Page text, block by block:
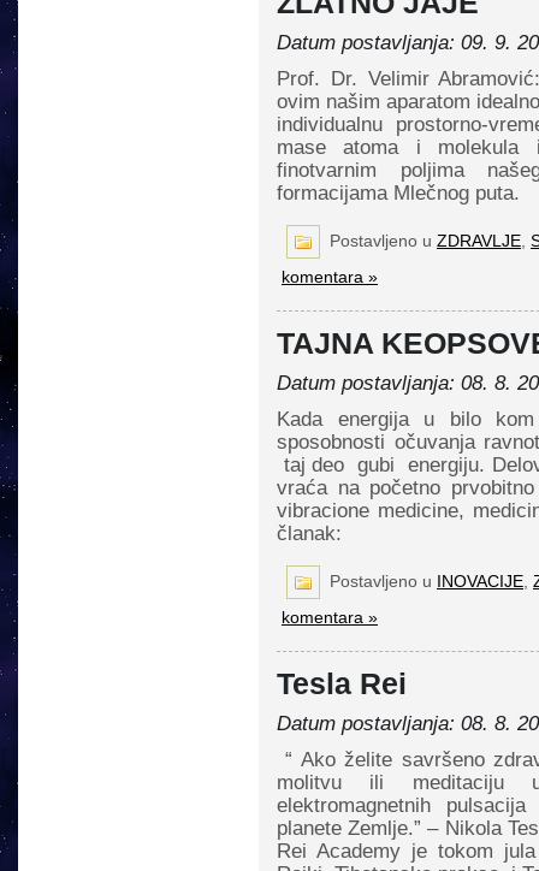
Datum postavljanja: 09. 9.
Prof. Dr. Velimir
ovim našim aparatom
individualnu prostorno-
mase atoma i molekula
finotvarnim poljima
formacijama Mlečnog puta.
Postavljeno u ZDRAVLJE
komentara »
TAJNA
Datum postavljanja: 08. 8.
Kada energija u bilo
sposobnosti očuvanja
taj deo gubi energiju.
vraća na početno
vibracione medicine,
članak:
Postavljeno u INOVACIJE
komentara »
Tesla Rei
Datum postavljanja: 08. 8.
“ Ako želite savršeno
molitvu ili meditaciju
elektromagnetnih
planete Zemlje.” – Nikola
Rei Academy je tokom